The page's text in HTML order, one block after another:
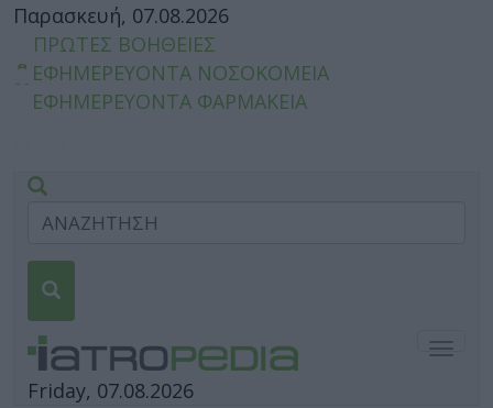
Παρασκευή, 07.08.2026
ΠΡΩΤΕΣ ΒΟΗΘΕΙΕΣ
ΕΦΗΜΕΡΕΥΟΝΤΑ ΝΟΣΟΚΟΜΕΙΑ
ΕΦΗΜΕΡΕΥΟΝΤΑ ΦΑΡΜΑΚΕΙΑ
Friday, 07.08.2026